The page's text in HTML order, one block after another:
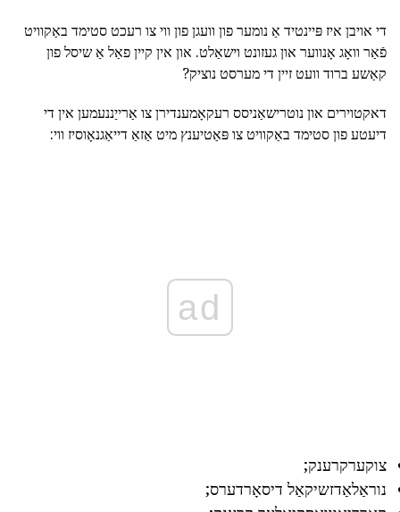
די אויבן איז פּיינטיד אַ נומער פון וועגן פון ווי צו רעכט סטימד באַקוויט
פֿאַר וואָג אָנווער און געזונט וישאַלט. און אין קיין פאַל אַ שיסל פון
קאַשע ברוד וועט זיין די מערסט נוציק?
דאקטוירים און נוטרישאַניסס רעקאָמענדירן צו אַרייַננעמען אין די
דיעטע פון סטימד באַקוויט צו פּאַטיענץ מיט אַזאַ דייאַגנאָוסיז ווי:
ad
צוקערקרענק;
נוראַלאַדזשיקאַל דיסאָרדערס;